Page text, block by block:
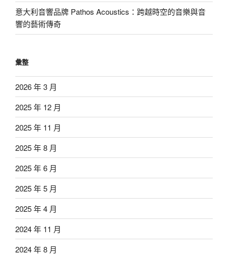
意大利音響品牌 Pathos Acoustics：跨越時空的音樂與音
響的藝術傳奇
彙整
2026 年 3 月
2025 年 12 月
2025 年 11 月
2025 年 8 月
2025 年 6 月
2025 年 5 月
2025 年 4 月
2024 年 11 月
2024 年 8 月